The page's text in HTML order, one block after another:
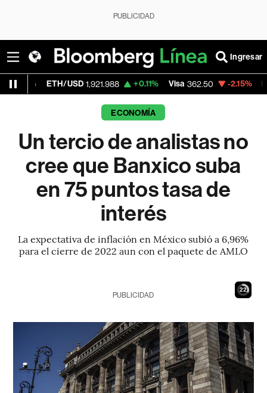
PUBLICIDAD
Ingresar
ETH/USD 1,921.988 +0.11% Visa 362.50 -2.15%
ECONOMÍA
Un tercio de analistas no
cree que Banxico suba
en 75 puntos tasa de
interés
La expectativa de inflación en México subió a 6,96%
para el cierre de 2022 aun con el paquete de AMLO
21
PUBLICIDAD